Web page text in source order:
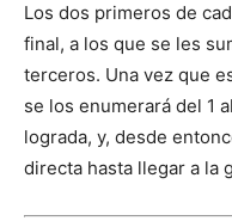
Los dos primeros de
final, a los que se les
terceros. Una vez que
se los enumerará del 1
lograda, y, desde
directa hasta llegar a la